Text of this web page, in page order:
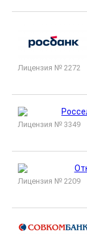
Лицензия № 2272
Лицензия № 3349
Лицензия № 2209